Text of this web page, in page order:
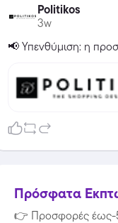
Politikos
3w
📢 Υπενθύμιση: η
Πρόσφατα
👉 Προσφορές έως-